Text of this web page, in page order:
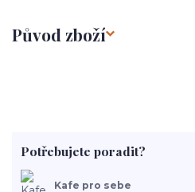
Původ zboží
Potřebujete poradit?
Kafe pro sebe